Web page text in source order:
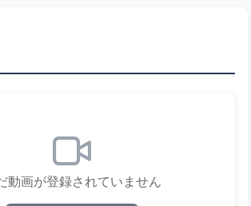
動画が登録されていません